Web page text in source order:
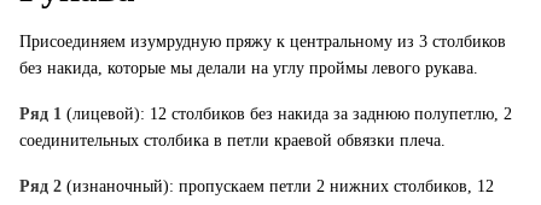
Присоединяем изумрудную пряжу к центральному из 3 столбиков
без накида, которые мы делали на углу проймы левого рукава.
Ряд 1 (лицевой): 12 столбиков без накида за заднюю полупетлю, 2
соединительных столбика в петли краевой обвязки плеча.
Ряд 2 (изнаночный): пропускаем петли 2 нижних столбиков, 12